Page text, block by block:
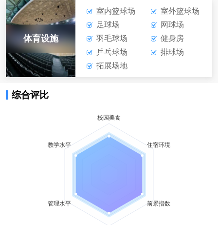
体育设施
室内篮球场
室外篮球场
足球场
网球场
羽毛球场
健身房
乒乓球场
排球场
拓展场地
综合评比